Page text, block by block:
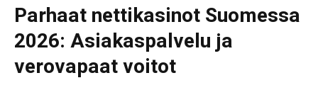
Parhaat nettikasinot Suomessa
2026: Asiakaspalvelu ja
verovapaat voitot